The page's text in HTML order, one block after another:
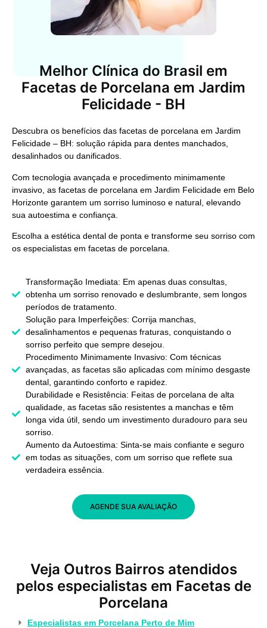
Melhor Clínica do Brasil em
Facetas de Porcelana em Jardim
Felicidade - BH
Descubra os benefícios das facetas de porcelana em Jardim
Felicidade – BH: solução rápida para dentes manchados,
desalinhados ou danificados.
Com tecnologia avançada e procedimento minimamente
invasivo, as facetas de porcelana em Jardim Felicidade em Belo
Horizonte garantem um sorriso luminoso e natural, elevando
sua autoestima e confiança.
Escolha a estética dental de ponta e transforme seu sorriso com
os especialistas em facetas de porcelana.
Transformação Imediata: Em apenas duas consultas,
obtenha um sorriso renovado e deslumbrante, sem longos
períodos de tratamento.
Solução para Imperfeições: Corrija manchas,
desalinhamentos e pequenas fraturas, conquistando o
sorriso perfeito que sempre desejou.
Procedimento Minimamente Invasivo: Com técnicas
avançadas, as facetas são aplicadas com mínimo desgaste
dental, garantindo conforto e rapidez.
Durabilidade e Resistência: Feitas de porcelana de alta
qualidade, as facetas são resistentes a manchas e têm
longa vida útil, sendo um investimento duradouro para seu
sorriso.
Aumento da Autoestima: Sinta-se mais confiante e seguro
em todas as situações, com um sorriso que reflete sua
verdadeira essência.
AGENDE SUA AVALIAÇÃO
Veja Outros Bairros atendidos
pelos especialistas em Facetas de
Porcelana
Especialistas em Porcelana Perto de Mim